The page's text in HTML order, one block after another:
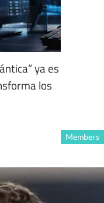
ya es
los
Members